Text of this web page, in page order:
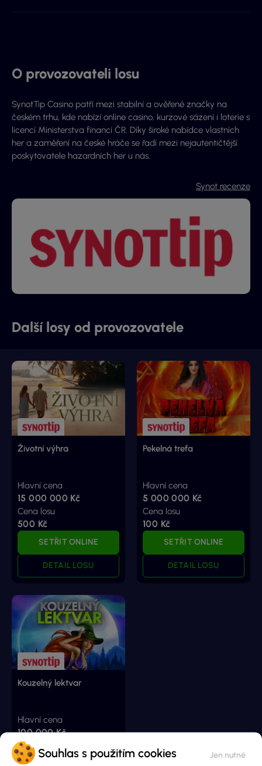
Souhlas s použitím cookies
O provozovateli losu
SynotTip Casino patří mezi stabilní a ověřené značky na
českém trhu, kde nabízí online casino, kurzové sázení i loterie s
licencí Ministerstva financí ČR. Díky široké nabídce vlastních
her a zaměření na české hráče se řadí mezi nejautentičtější
poskytovatele hazardních her u nás.
Synot recenze
Další losy od provozovatele
Životní výhra
Hlavní cena
15 000 000 Kč
Cena losu
500 Kč
SETŘIT ONLINE
DETAIL LOSU
Pekelná trefa
Hlavní cena
5 000 000 Kč
Cena losu
100 Kč
SETŘIT ONLINE
DETAIL LOSU
Kouzelný lektvar
Hlavní cena
100 000 Kč
Cena losu
10 Kč